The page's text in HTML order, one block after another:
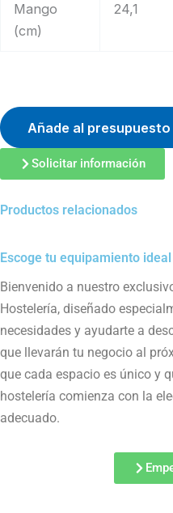
Mango
(cm)
24,1
Añade al presupuesto
Solicitar información
Productos relacionados
Escoge tu equipamiento ideal
Bienvenido a nuestro
Hostelería, diseñado
necesidades y ayudarte a
que llevarán tu negocio al
que cada espacio es único y
hostelería comienza con la
adecuado.